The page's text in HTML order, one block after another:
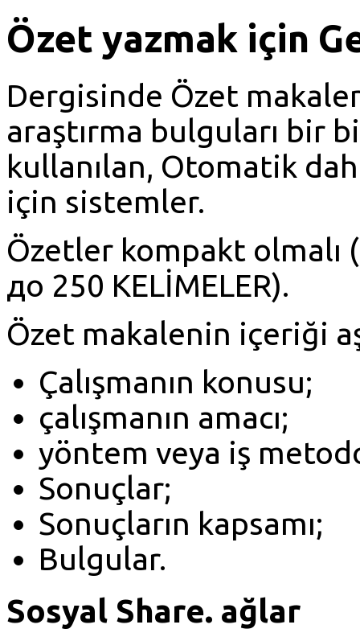
Özet yazmak için
Dergisinde Özet
araştırma bulguları bir
kullanılan, Otomatik
için sistemler.
Özetler kompakt olmalı
до 250 KELİMELER).
Özet makalenin içeriği
Çalışmanın konusu;
çalışmanın amacı;
yöntem veya iş
Sonuçlar;
Sonuçların kapsamı;
Bulgular.
Sosyal Share. ağlar